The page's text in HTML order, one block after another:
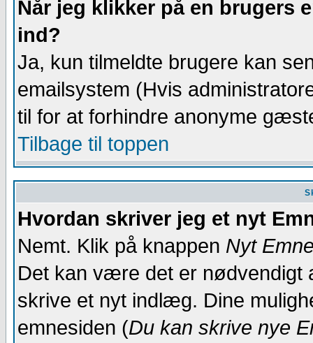
Når jeg klikker på en brugers
ind?
Ja, kun tilmeldte brugere kan
emailsystem (Hvis
til for at forhindre anonyme
Tilbage til toppen
Hvordan skriver jeg et nyt
Nemt. Klik på knappen Nyt
Det kan være det er nødvendigt
skrive et nyt indlæg. Dine
emnesiden (Du kan skrive nye